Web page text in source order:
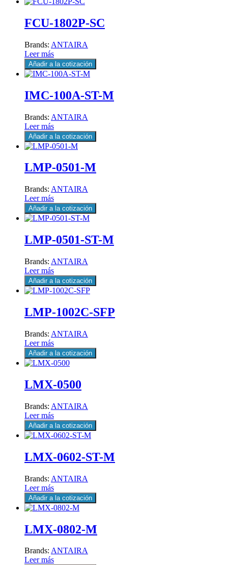
FCU-1802P-SC
Brands: ANTAIRA
Leer más
Añadir a la cotización
IMC-100A-ST-M
Brands: ANTAIRA
Leer más
Añadir a la cotización
LMP-0501-M
Brands: ANTAIRA
Leer más
Añadir a la cotización
LMP-0501-ST-M
Brands: ANTAIRA
Leer más
Añadir a la cotización
LMP-1002C-SFP
Brands: ANTAIRA
Leer más
Añadir a la cotización
LMX-0500
Brands: ANTAIRA
Leer más
Añadir a la cotización
LMX-0602-ST-M
Brands: ANTAIRA
Leer más
Añadir a la cotización
LMX-0802-M
Brands: ANTAIRA
Leer más